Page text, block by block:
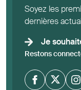
Soyez les
dernières
Je
Restons